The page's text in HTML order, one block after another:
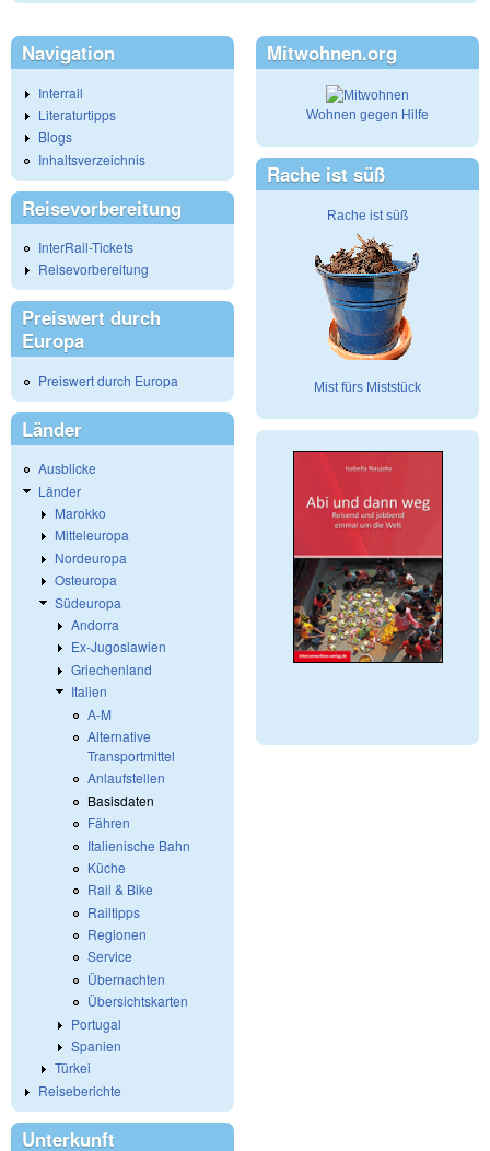
Navigation
Interrail
Literaturtipps
Blogs
Inhaltsverzeichnis
Reisevorbereitung
InterRail-Tickets
Reisevorbereitung
Preiswert durch
Europa
Preiswert durch Europa
Länder
Ausblicke
Länder
Marokko
Mitteleuropa
Nordeuropa
Osteuropa
Südeuropa
Andorra
Ex-Jugoslawien
Griechenland
Italien
A-M
Alternative
Transportmittel
Anlaufstellen
Basisdaten
Fähren
Italienische Bahn
Küche
Rail & Bike
Railtipps
Regionen
Service
Übernachten
Übersichtskarten
Portugal
Spanien
Türkei
Reiseberichte
Unterkunft
Mitwohnen.org
Wohnen gegen Hilfe
Rache ist süß
Rache ist süß
Mist fürs Miststück